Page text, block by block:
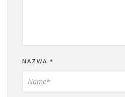
NAZWA *